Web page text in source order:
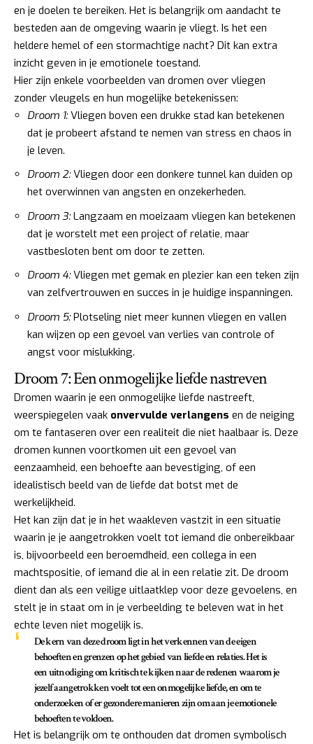
en je doelen te bereiken. Het is belangrijk om aandacht te
besteden aan de omgeving waarin je vliegt. Is het een
heldere hemel of een stormachtige nacht? Dit kan extra
inzicht geven in je emotionele toestand.
Hier zijn enkele voorbeelden van dromen over vliegen
zonder vleugels en hun mogelijke betekenissen:
Droom 1:Vliegen boven een drukke stad kan betekenen
dat je probeert afstand te nemen van stress en chaos in
je leven.
Droom 2:Vliegen door een donkere tunnel kan duiden op
het overwinnen van angsten en onzekerheden.
Droom 3:Langzaam en moeizaam vliegen kan betekenen
dat je worstelt met een project of relatie, maar
vastbesloten bent om door te zetten.
Droom 4:Vliegen met gemak en plezier kan een teken zijn
van zelfvertrouwen en succes in je huidige inspanningen.
Droom 5:Plotseling niet meer kunnen vliegen en vallen
kan wijzen op een gevoel van verlies van controle of
angst voor mislukking.
Droom 7: Een onmogelijke liefde nastreven
Dromen waarin je een onmogelijke liefde nastreeft,
weerspiegelen vaak onvervulde verlangens en de neiging
om te fantaseren over een realiteit die niet haalbaar is. Deze
dromen kunnen voortkomen uit een gevoel van
eenzaamheid, een behoefte aan bevestiging, of een
idealistisch beeld van de liefde dat botst met de
werkelijkheid.
Het kan zijn dat je in het waakleven vastzit in een situatie
waarin je je aangetrokken voelt tot iemand die onbereikbaar
is, bijvoorbeeld een beroemdheid, een collega in een
machtspositie, of iemand die al in een relatie zit. De droom
dient dan als een veilige uitlaatklep voor deze gevoelens, en
stelt je in staat om in je verbeelding te beleven wat in het
echte leven niet mogelijk is.
De kern van deze droom ligt in het verkennen van deeigen
behoeften en grenzenop het gebied van liefde en relaties. Het is
een uitnodiging om kritisch te kijken naar de redenen waarom je
jezelf aangetrokken voelt tot een onmogelijke liefde, en om te
onderzoeken of er gezondere manieren zijn om aan je emotionele
behoeften te voldoen.
Het is belangrijk om te onthouden dat dromen symbolisch